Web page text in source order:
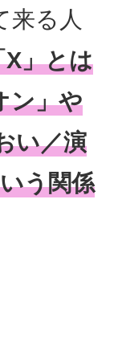
来る人
」とは
ン」や
い／演
う関係